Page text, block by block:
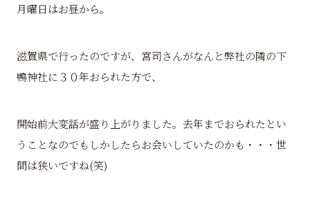
月曜日はお昼から。
滋賀県で行ったのですが、宮司さんがなんと弊社の隣の下
鴨神社に３０年おられた方で、
開始前大変話が盛り上がりました。去年までおられたとい
うことなのでもしかしたらお会いしていたのかも・・・世
間は狭いですね(笑)